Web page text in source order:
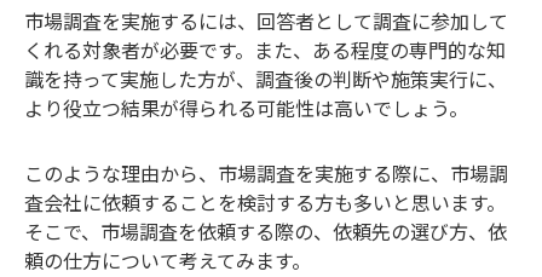
市場調査を実施するには、回答者として調査に参加して
くれる対象者が必要です。また、ある程度の専門的な知
識を持って実施した方が、調査後の判断や施策実行に、
より役立つ結果が得られる可能性は高いでしょう。
このような理由から、市場調査を実施する際に、市場調
査会社に依頼することを検討する方も多いと思います。
そこで、市場調査を依頼する際の、依頼先の選び方、依
頼の仕方について考えてみます。